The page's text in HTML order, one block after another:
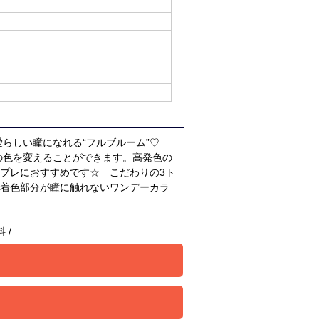
らしい瞳になれる“フルブルーム”♡
を変えることができます。高発色の
プレにおすすめです☆ こだわりの3ト
色部分が瞳に触れないワンデーカラ
/